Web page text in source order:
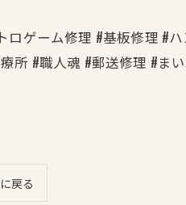
ゲーム修理 #基板修理 #
所 #職人魂 #郵送修理 #ま
戻る